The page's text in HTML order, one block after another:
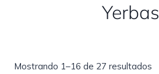
Yerbas
Mostrando 1–16 de 27 resultados